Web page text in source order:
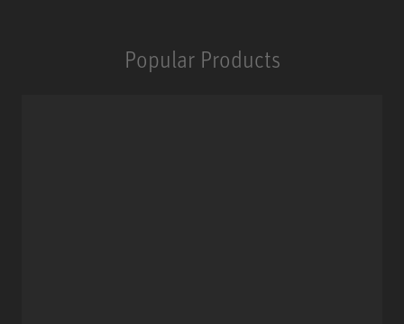
Popular Products